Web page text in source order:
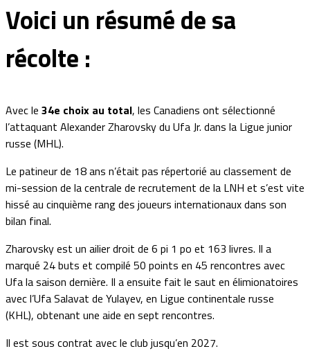
Voici un résumé de sa
récolte :
Avec le 34e choix au total, les Canadiens ont sélectionné
l’attaquant Alexander Zharovsky du Ufa Jr. dans la Ligue junior
russe (MHL).
Le patineur de 18 ans n’était pas répertorié au classement de
mi-session de la centrale de recrutement de la LNH et s’est vite
hissé au cinquième rang des joueurs internationaux dans son
bilan final.
Zharovsky est un ailier droit de 6 pi 1 po et 163 livres. Il a
marqué 24 buts et compilé 50 points en 45 rencontres avec
Ufa la saison dernière. Il a ensuite fait le saut en élimionatoires
avec l’Ufa Salavat de Yulayev, en Ligue continentale russe
(KHL), obtenant une aide en sept rencontres.
Il est sous contrat avec le club jusqu’en 2027.